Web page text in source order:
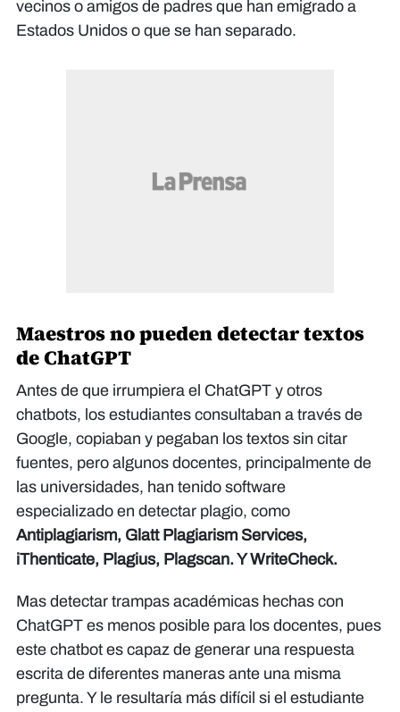
vecinos o amigos de padres que han emigrado a
Estados Unidos o que se han separado.
Maestros no pueden detectar textos
de ChatGPT
Antes de que irrumpiera el ChatGPT y otros
chatbots, los estudiantes consultaban a través de
Google, copiaban y pegaban los textos sin citar
fuentes, pero algunos docentes, principalmente de
las universidades, han tenido software
especializado en detectar plagio, como
Antiplagiarism, Glatt Plagiarism Services,
iThenticate, Plagius, Plagscan. Y WriteCheck.
Mas detectar trampas académicas hechas con
ChatGPT es menos posible para los docentes, pues
este chatbot es capaz de generar una respuesta
escrita de diferentes maneras ante una misma
pregunta. Y le resultaría más difícil si el estudiante